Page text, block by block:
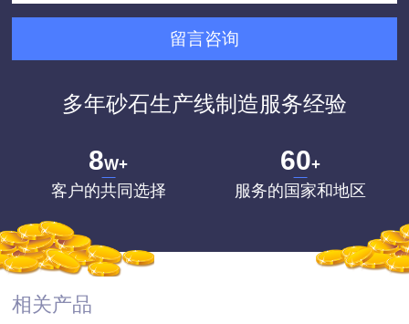
多年砂石生产线制造服务经验
8W+
客户的共同选择
60+
服务的国家和地区
相关产品